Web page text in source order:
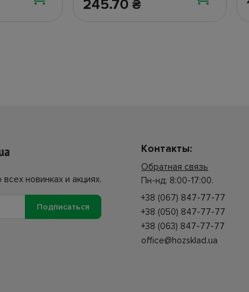
245.70 ₴
новинках и акциях.
Подписаться
Контакты:
Обратная связь
Пн-нд: 8:00-17:00.
+38 (067) 847-77-77
+38 (050) 847-77-77
+38 (063) 847-77-77
office@hozsklad.ua